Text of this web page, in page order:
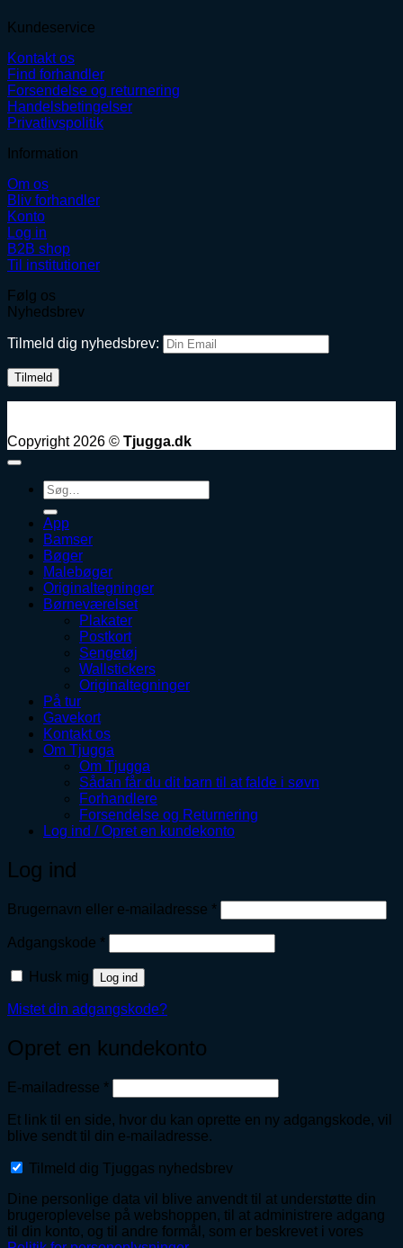
Kundeservice
Kontakt os
Find forhandler
Forsendelse og returnering
Handelsbetingelser
Privatlivspolitik
Information
Om os
Bliv forhandler
Konto
Log in
B2B shop
Til institutioner
Følg os
Nyhedsbrev
Tilmeld dig nyhedsbrev:
Copyright 2026 © Tjugga.dk
Søg
efter:
App
Bamser
Bøger
Malebøger
Originaltegninger
Børneværelset
Plakater
Postkort
Sengetøj
Wallstickers
Originaltegninger
På tur
Gavekort
Kontakt os
Om Tjugga
Om Tjugga
Sådan får du dit barn til at falde i søvn
Forhandlere
Forsendelse og Returnering
Log ind / Opret en kundekonto
Log ind
Brugernavn eller e-mailadresse *Påkrævet
Adgangskode *Påkrævet
Husk mig Log ind
Mistet din adgangskode?
Opret en kundekonto
E-mailadresse *Påkrævet
Et link til en side, hvor du kan oprette en ny adgangskode, vil
blive sendt til din e-mailadresse.
Tilmeld dig Tjuggas nyhedsbrev
Dine personlige data vil blive anvendt til at understøtte din
brugeroplevelse på webshoppen, til at administrere adgang
til din konto, og til andre formål, som er beskrevet i vores